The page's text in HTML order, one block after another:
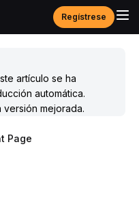
Regístrese
artículo se ha
automática.
mejorada.
Page